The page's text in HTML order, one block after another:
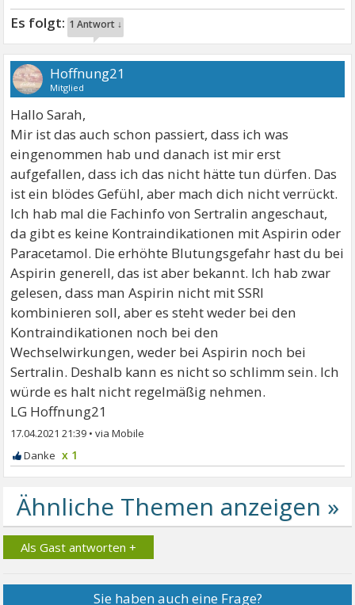
1 Antwort ↓
Hoffnung21
Mitglied
Hallo Sarah,
Mir ist das auch schon passiert, dass ich was
eingenommen hab und danach ist mir erst
aufgefallen, dass ich das nicht hätte tun dürfen. Das
ist ein blödes Gefühl, aber mach dich nicht verrückt.
Ich hab mal die Fachinfo von Sertralin angeschaut,
da gibt es keine Kontraindikationen mit Aspirin oder
Paracetamol. Die erhöhte Blutungsgefahr hast du bei
Aspirin generell, das ist aber bekannt. Ich hab zwar
gelesen, dass man Aspirin nicht mit SSRI
kombinieren soll, aber es steht weder bei den
Kontraindikationen noch bei den
Wechselwirkungen, weder bei Aspirin noch bei
Sertralin. Deshalb kann es nicht so schlimm sein. Ich
würde es halt nicht regelmäßig nehmen.
LG Hoffnung21
17.04.2021 21:39 •
x 1
Als Gast antworten +
Sie haben auch eine Frage?